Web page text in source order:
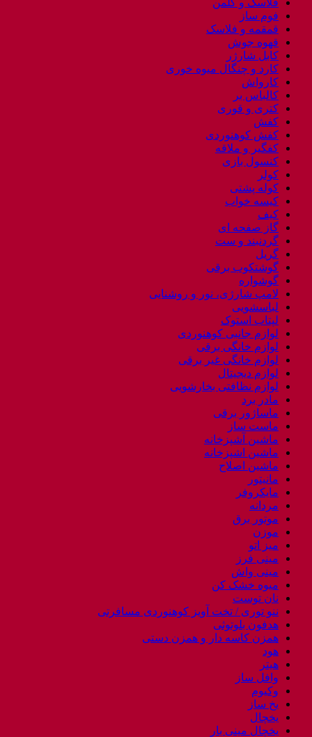
فوم ساز
قمقمه و فلاسک
قهوه جوش
کابل شارژر
کارد و چنگال میوه خوری
کارواش
کالباس بر
کتری و قوری
کفش
کفش کوهنوردی
کفگیر و ملاقه
کنسول بازی
کولر
کوله پشتی
کیسه خواب
کیف
گاز صفحه ای
گردنبند و ست
گریل
گوشتکوب برقی
گوشواره
لامپ شارژی، نور و روشنایی
لباسشویی
لپتاب استوک
لوازم جانبی کوهنوردی
لوازم خانگی برقی
لوازم خانگی غیر برقی
لوازم دیجیتال
لوازم نظافتی بخارشویی
مادر برد
ماساژور برقی
ماست ساز
ماشین آشپزخانه
ماشین اشپزخانه
ماشین اصلاح
مانیتور
مایکروفر
مردانه
موتور برق
موزن
میز اتو
مینی فرز
مینی واش
میوه خشک کن
نان توست
ننو توری / تخت آویز کوهنوردی مسافرتی
هدفون بلوتوثی
همزن کاسه دار و همزن دستی
هود
هیتر
وافل ساز
وکیوم
یخ ساز
یخچال
یخچال مینی بار